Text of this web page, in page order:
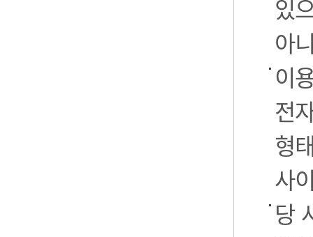
있
아
이
전
형
사
당